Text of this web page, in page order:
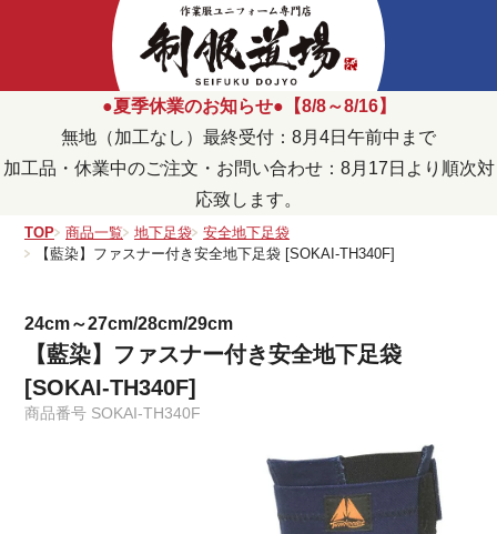
●夏季休業のお知らせ●【8/8～8/16】
無地（加工なし）最終受付：8月4日午前中まで
加工品・休業中のご注文・お問い合わせ：8月17日より順次対
応致します。
TOP 商品一覧 地下足袋
安全地下足袋
【藍染】ファスナー付き安全地下足袋 [SOKAI-TH340F]
24cm～27cm/28cm/29cm
【藍染】ファスナー付き安全地下足袋
[SOKAI-TH340F]
商品番号 SOKAI-TH340F